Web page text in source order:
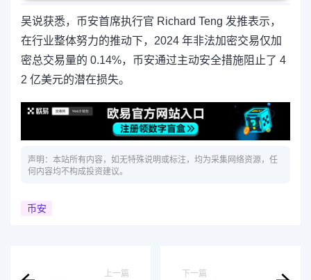
吴说获悉，币安首席执行官 Richard Teng 发推表示，
在行业整体努力的推动下，2024 年非法加密交易仅加
密总交易量的 0.14%，币安通过主动安全措施阻止了 4
2 亿美元的潜在损失。
声明：本站所有内容，如无特殊说明或标注，均为采集网络资源，任
何内容均不构成投资建议。
币安
上一篇 下一篇